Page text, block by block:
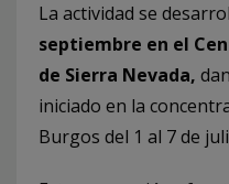
La actividad se
septiembre en el
de Sierra Nevada,
iniciado en la
Burgos del 1 al 7 de